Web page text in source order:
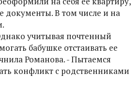
документы. В том числе и на
учитывая почтенный
бабушке отстаивать ее
Романова. - Пытаемся
конфликт с родственниками